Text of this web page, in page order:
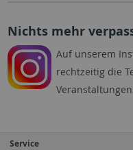
Nichts mehr
Auf unserem
rechtzeitig die
Service